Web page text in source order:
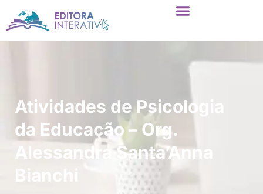
Atividades de Psicologia
da Educação – Org.
Alessandra Santa’Anna
Bianchi